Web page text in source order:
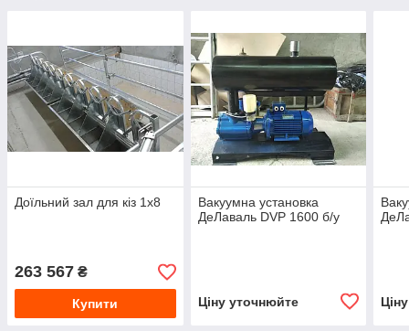
Доїльний зал для кіз 1х8
263 567 ₴
Купити
Вакуумна установка
ДеЛаваль DVP 1600 б/у
Ціну уточнюйте